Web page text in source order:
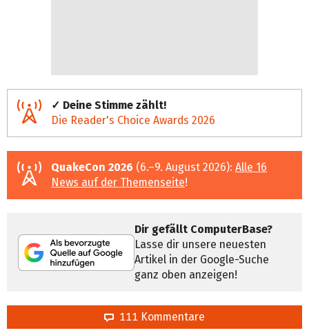
✓ Deine Stimme zählt!
Die Reader's Choice Awards 2026
QuakeCon 2026 (6.–9. August 2026): Alle 16
News auf der Themenseite!
Dir gefällt ComputerBase?
Lasse dir unsere neuesten
Artikel in der Google-Suche
ganz oben anzeigen!
111 Kommentare